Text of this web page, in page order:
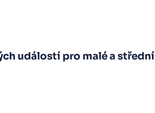
událostí pro malé a střední